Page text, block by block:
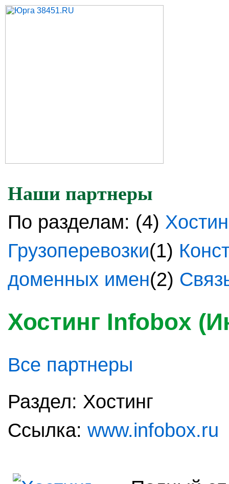
Наши партнеры
По разделам: (4)
Грузоперевозки(1)
доменных имен(2)
Хостинг Infobox
Все партнеры
Раздел: Хостинг
Ссылка: www.infobox.ru